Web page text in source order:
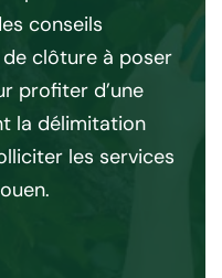
conseils
clôture à poser
profiter d’une
la délimitation
les services